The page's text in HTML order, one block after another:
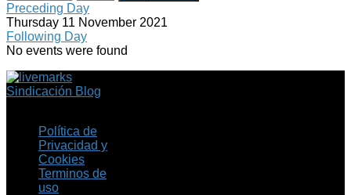
Preceding Day
Thursday 11 November 2021
Following Day
No events were found
Sindicación Blog
Política de
Privacidad y
Cookies
Terminos de
uso